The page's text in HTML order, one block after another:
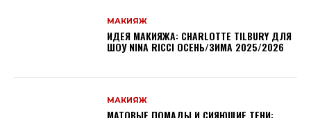
МАКИЯЖ
ИДЕЯ МАКИЯЖА: CHARLOTTE TILBURY ДЛЯ
ШОУ NINA RICCI ОСЕНЬ/ЗИМА 2025/2026
МАКИЯЖ
МАТОВЫЕ ПОМАДЫ И СИЯЮЩИЕ ТЕНИ: